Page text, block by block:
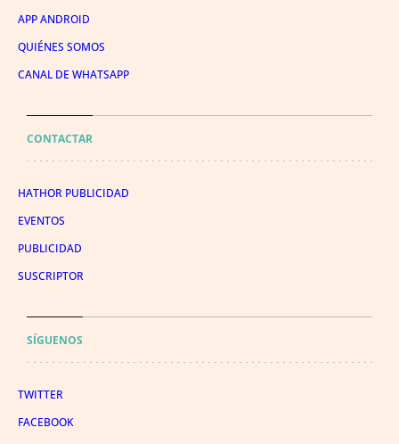
APP ANDROID
QUIÉNES SOMOS
CANAL DE WHATSAPP
CONTACTAR
HATHOR PUBLICIDAD
EVENTOS
PUBLICIDAD
SUSCRIPTOR
SÍGUENOS
TWITTER
FACEBOOK